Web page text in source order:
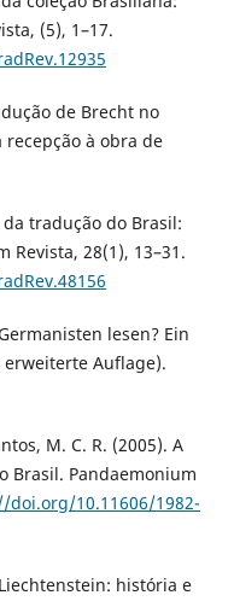
(5), 1–17.
de Brecht no
à obra de
tradução do Brasil:
Revista, 28(1), 13–31.
lesen? Ein
Auflage).
M. C. R. (2005). A
Brasil. Pandaemonium
doi.org/10.11606/1982-
história e